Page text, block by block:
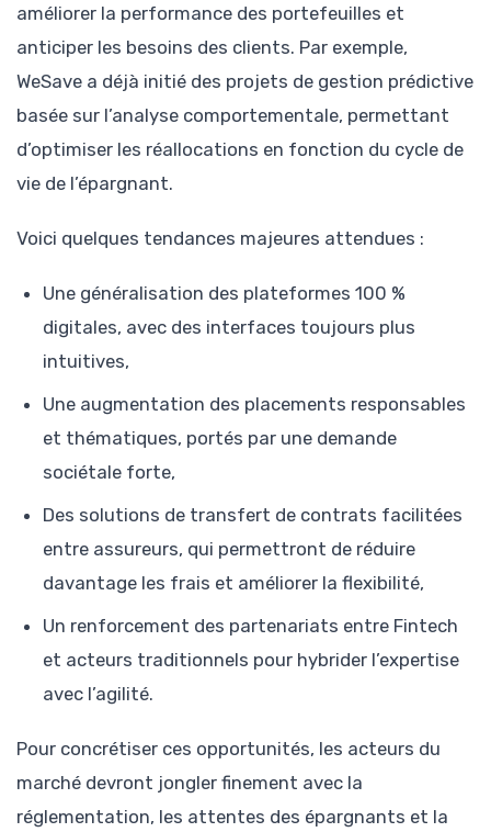
améliorer la performance des portefeuilles et
anticiper les besoins des clients. Par exemple,
WeSave a déjà initié des projets de gestion prédictive
basée sur l’analyse comportementale, permettant
d’optimiser les réallocations en fonction du cycle de
vie de l’épargnant.
Voici quelques tendances majeures attendues :
Une généralisation des plateformes 100 %
digitales, avec des interfaces toujours plus
intuitives,
Une augmentation des placements responsables
et thématiques, portés par une demande
sociétale forte,
Des solutions de transfert de contrats facilitées
entre assureurs, qui permettront de réduire
davantage les frais et améliorer la flexibilité,
Un renforcement des partenariats entre Fintech
et acteurs traditionnels pour hybrider l’expertise
avec l’agilité.
Pour concrétiser ces opportunités, les acteurs du
marché devront jongler finement avec la
réglementation, les attentes des épargnants et la